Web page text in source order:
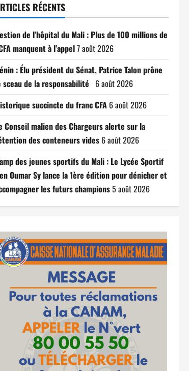
RÉCENTS
de l’hôpital du Mali : Plus de 100 millions de
manquent à l’appel7 août 2026
: Élu président du Sénat, Patrice Talon prône
sceau de la responsabilité 6 août 2026
succincte du franc CFA 6 août 2026
Conseil malien des Chargeurs alerte sur la
des conteneurs vides 6 août 2026
des jeunes sportifs du Mali : Le Lycée Sportif
Oumar Sy lance la 1ère édition pour dénicher et
les futurs champions5 août 2026